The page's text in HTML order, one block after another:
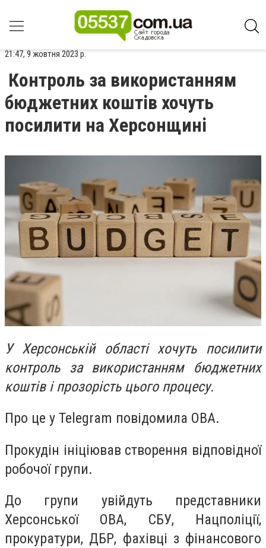
21:47, 9 жовтня 2023 р.
Контроль за використанням
бюджетних коштів хочуть
посилити на Херсонщині
У Херсонській області хочуть посилити
контроль за використанням бюджетних
коштів і прозорість цього процесу.
Про це у Telegram повідомила ОВА.
Прокудін ініціював створення відповідної
робочої групи.
До групи увійдуть представники
Херсонської ОВА, СБУ, Нацполіції,
прокуратури, ДБР, фахівці з фінансового